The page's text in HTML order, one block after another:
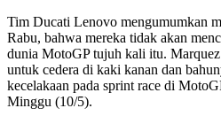
Tim Ducati Lenovo mengumumkan
Rabu, bahwa mereka tidak akan
dunia MotoGP tujuh kali itu.
untuk cedera di kaki kanan dan
kecelakaan pada sprint race di
Minggu (10/5).